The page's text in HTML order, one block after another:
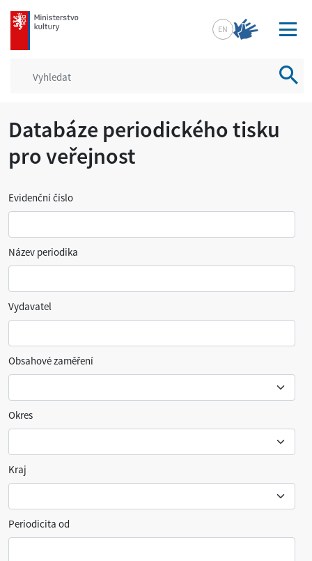
mkcr.cz
EN
Databáze periodického tisku
pro veřejnost
Evidenční číslo
Název periodika
Vydavatel
Obsahové zaměření
Okres
Kraj
Periodicita od